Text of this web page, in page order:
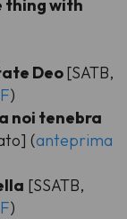
thing with
Deo[SATB,
)
noi tenebra
(anteprima
[SSATB,
)